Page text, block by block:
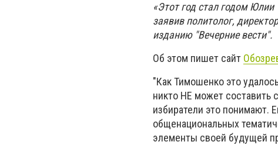
«Этот год стал годом
заявив политолог,
изданию "Вечерние вести".
Об этом пишет сайт
"Как Тимошенко это
никто НЕ может составить
избиратели это понимают.
общенациональных
элементы своей будущей